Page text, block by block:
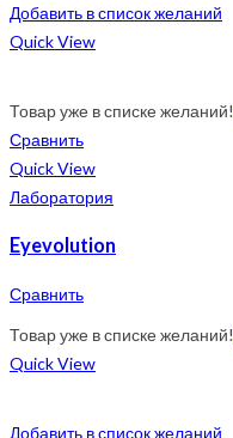
Добавить в список желаний
Quick View
Товар уже в списке желаний!
Сравнить
Quick View
Лаборатория
Eyevolution
Сравнить
Товар уже в списке желаний!
Quick View
Добавить в список желаний